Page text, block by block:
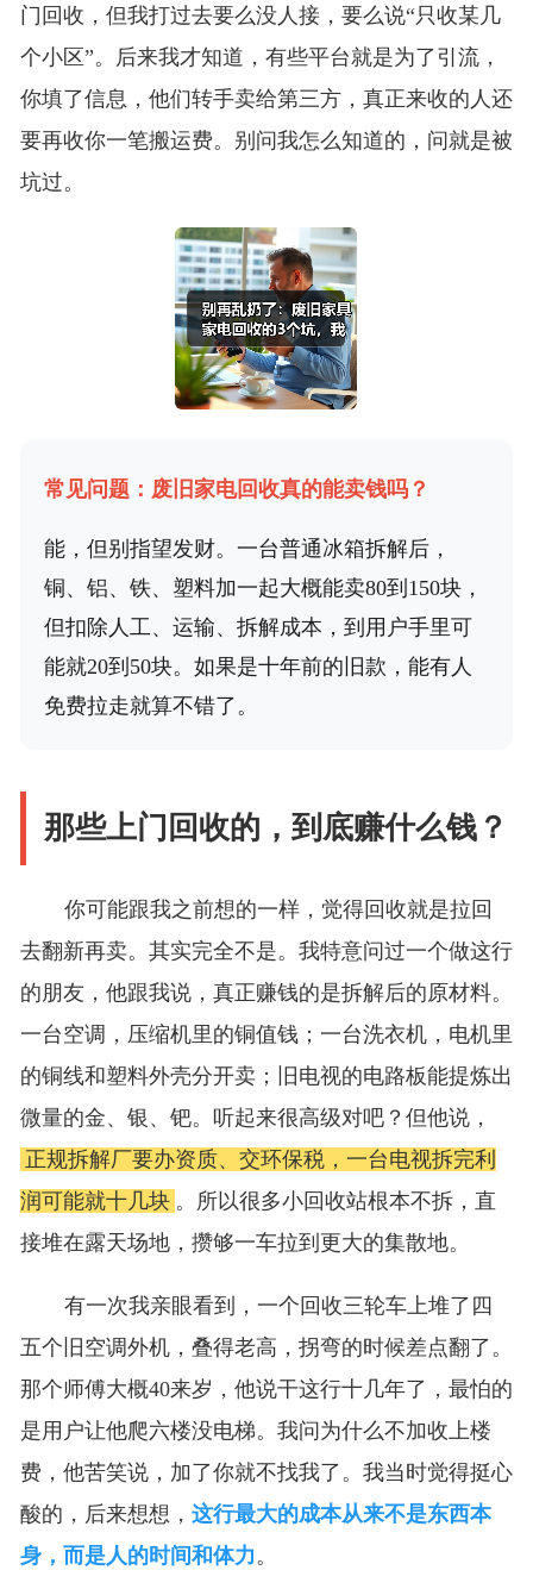
门回收，但我打过去要么没人接，要么说“只收某几
个小区”。后来我才知道，有些平台就是为了引流，
你填了信息，他们转手卖给第三方，真正来收的人还
要再收你一笔搬运费。别问我怎么知道的，问就是被
坑过。
常见问题：废旧家电回收真的能卖钱吗？
能，但别指望发财。一台普通冰箱拆解后，
铜、铝、铁、塑料加一起大概能卖80到150块，
但扣除人工、运输、拆解成本，到用户手里可
能就20到50块。如果是十年前的旧款，能有人
免费拉走就算不错了。
那些上门回收的，到底赚什么钱？
你可能跟我之前想的一样，觉得回收就是拉回
去翻新再卖。其实完全不是。我特意问过一个做这行
的朋友，他跟我说，真正赚钱的是拆解后的原材料。
一台空调，压缩机里的铜值钱；一台洗衣机，电机里
的铜线和塑料外壳分开卖；旧电视的电路板能提炼出
微量的金、银、钯。听起来很高级对吧？但他说，
正规拆解厂要办资质、交环保税，一台电视拆完利
润可能就十几块 。所以很多小回收站根本不拆，直
接堆在露天场地，攒够一车拉到更大的集散地。
有一次我亲眼看到，一个回收三轮车上堆了四
五个旧空调外机，叠得老高，拐弯的时候差点翻了。
那个师傅大概40来岁，他说干这行十几年了，最怕的
是用户让他爬六楼没电梯。我问为什么不加收上楼
费，他苦笑说，加了你就不找我了。我当时觉得挺心
酸的，后来想想， 这行最大的成本从来不是东西本
身，而是人的时间和体力。